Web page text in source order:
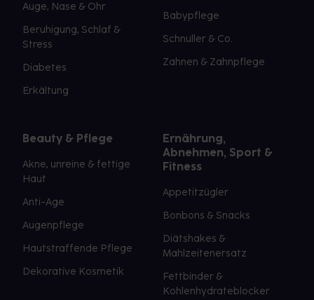
Auge, Nase & Ohr
Beruhigung, Schlaf &
Stress
Diabetes
Erkältung
Babypflege
Schnuller & Co.
Zahnen & Zahnpflege
Beauty & Pflege
Akne, unreine & fettige
Haut
Anti-Age
Augenpflege
Hautstraffende Pflege
Dekorative Kosmetik
Ernährung,
Abnehmen, Sport &
Fitness
Appetitzügler
Bonbons & Snacks
Diätshakes &
Mahlzeitenersatz
Fettbinder &
Kohlenhydrateblocker